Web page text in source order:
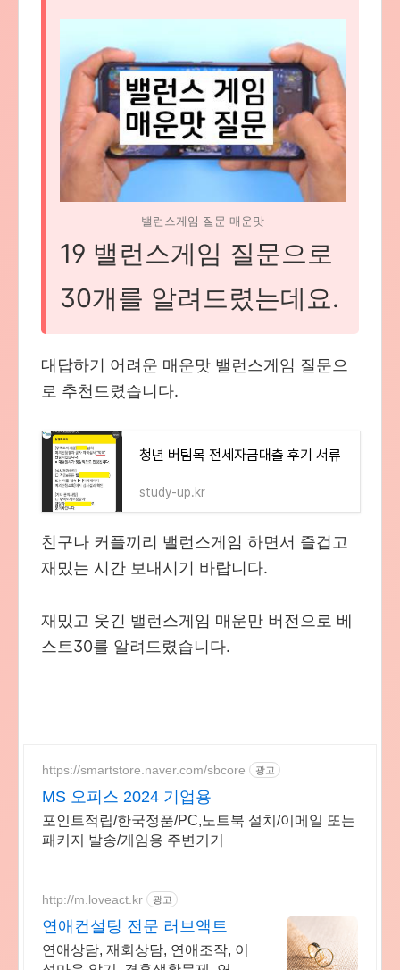
밸런스게임 질문 매운맛
19 밸런스게임 질문으로
30개를 알려드렸는데요.
대답하기 어려운 매운맛 밸런스게임 질문으
로 추천드렸습니다.
청년 버팀목 전세자금대출 후기 서류
study-up.kr
친구나 커플끼리 밸런스게임 하면서 즐겁고
재밌는 시간 보내시기 바랍니다.
재밌고 웃긴 밸런스게임 매운만 버전으로 베
스트30를 알려드렸습니다.
https://smartstore.naver.com/sbcore 광고
MS 오피스 2024 기업용
포인트적립/한국정품/PC,노트북 설치/이메일 또는
패키지 발송/게임용 주변기기
http://m.loveact.kr 광고
연애컨설팅 전문 러브액트
연애상담, 재회상담, 연애조작, 이